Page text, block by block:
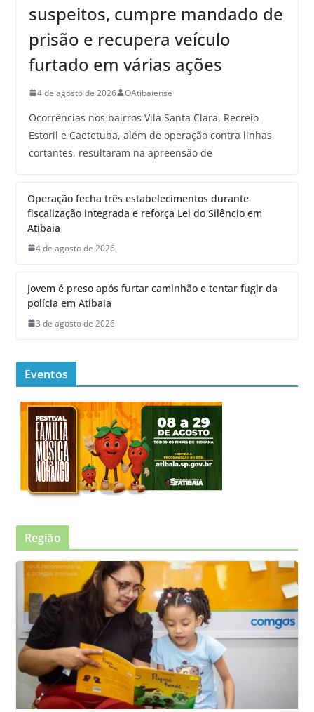
suspeitos, cumpre mandado de
prisão e recupera veículo
furtado em várias ações
4 de agosto de 2026 OAtibaiense
Ocorrências nos bairros Vila Santa Clara, Recreio
Estoril e Caetetuba, além de operação contra linhas
cortantes, resultaram na apreensão de
Operação fecha três estabelecimentos durante
fiscalização integrada e reforça Lei do Silêncio em
Atibaia
4 de agosto de 2026
Jovem é preso após furtar caminhão e tentar fugir da
polícia em Atibaia
3 de agosto de 2026
Eventos
Região